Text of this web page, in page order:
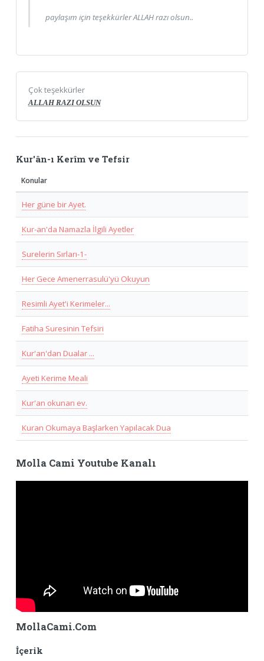
paylaşım için teşekkürler ALLAH razı olsun..
Çok teşekkürler
ALLAH RAZI OLSUN
Kur'ân-ı Kerîm ve Tefsir
Konular
Her güne bir Ayet.
Kur-an'da Namazla İlgili Ayetler
Surelerin Sırları-1-
Her Gece Amenerrasulü'yü Okuyun
Resimli Ayet'i Kerimeler...
Fatiha Suresinin Tefsiri
Kur'an'dan Dualar ...
Ayeti Kerime Meali
Kur'an okunan ev.
Kuran Okumaya Başlarken Yapılacak Dua
Molla Cami Youtube Kanalı
MollaCami.Com
İçerik